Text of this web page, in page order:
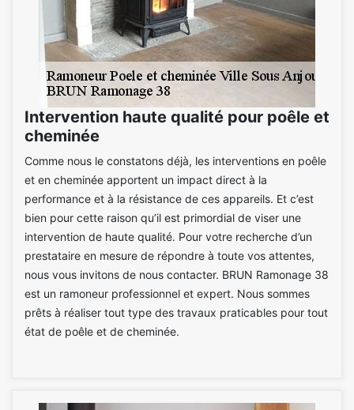
Intervention haute qualité pour poêle et
cheminée
Comme nous le constatons déjà, les interventions en poêle
et en cheminée apportent un impact direct à la
performance et à la résistance de ces appareils. Et c’est
bien pour cette raison qu’il est primordial de viser une
intervention de haute qualité. Pour votre recherche d’un
prestataire en mesure de répondre à toute vos attentes,
nous vous invitons de nous contacter. BRUN Ramonage 38
est un ramoneur professionnel et expert. Nous sommes
prêts à réaliser tout type des travaux praticables pour tout
état de poêle et de cheminée.